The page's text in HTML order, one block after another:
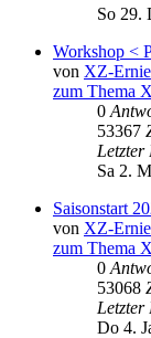
So 29.
Workshop <
von XZ-Ernie
zum Thema
0
53367
Letzter
Sa 2.
Saisonstart
von XZ-Ernie
zum Thema
0
53068
Letzter
Do 4.